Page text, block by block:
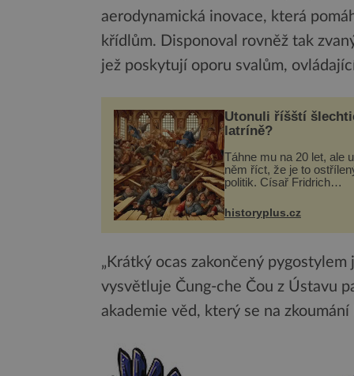
aerodynamická inovace, která
křídlům. Disponoval rovněž tak
jež poskytují oporu svalům,
Utonuli říšští
latríně?
Táhne mu na 20 let, ale
něm říct, že je to
politik. Císař Fridrich
syna a dědice Jindřicha
Erfurtu, aby se stal
prostředníkem při řešení
historyplus.cz
„Krátký ocas zakončený
vysvětluje Čung-che Čou z Ústavu
akademie věd, který se na